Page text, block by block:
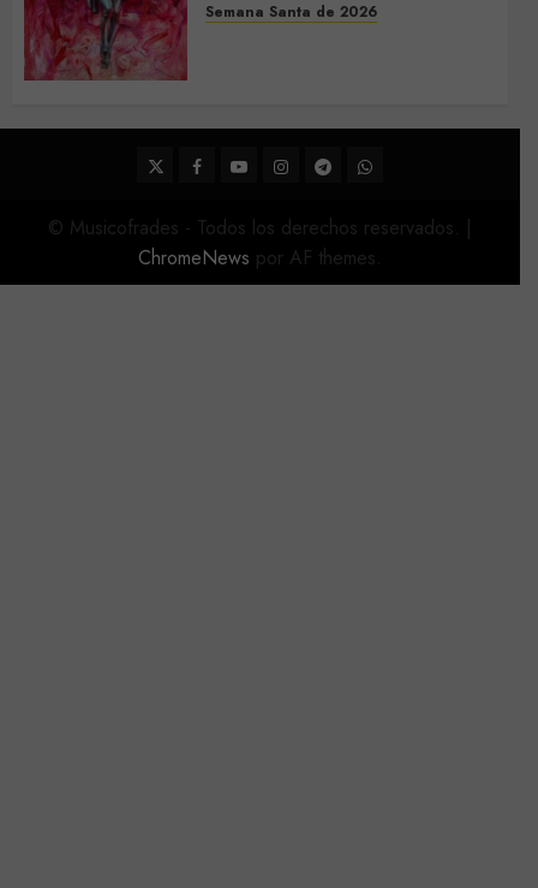
Semana Santa de 2026
22 DE FEBRERO DE 2026
0
TwitterFacebook
YoutubeInstagram
TelegramWhatsApp
© Musicofrades - Todos los derechos reservados. |
ChromeNews por AF themes.